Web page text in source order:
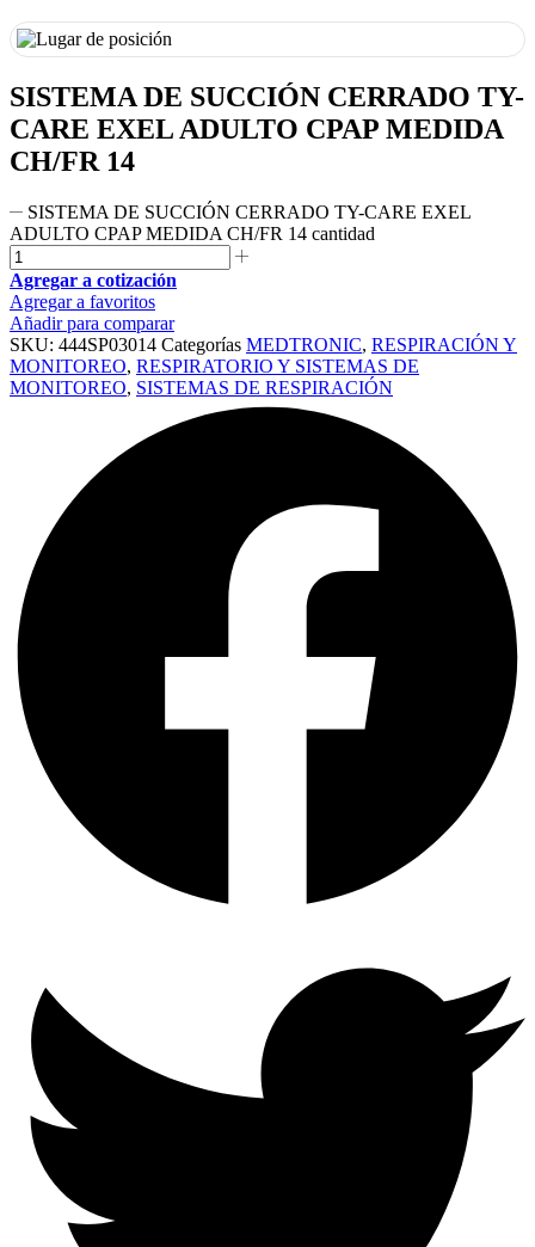
SISTEMA DE SUCCIÓN CERRADO TY-
CARE EXEL ADULTO CPAP MEDIDA
CH/FR 14
SISTEMA DE SUCCIÓN CERRADO TY-CARE EXEL
ADULTO CPAP MEDIDA CH/FR 14 cantidad
Agregar a cotización
Agregar a favoritos
Añadir para comparar
SKU: 444SP03014 Categorías MEDTRONIC, RESPIRACIÓN Y
MONITOREO, RESPIRATORIO Y SISTEMAS DE
MONITOREO, SISTEMAS DE RESPIRACIÓN